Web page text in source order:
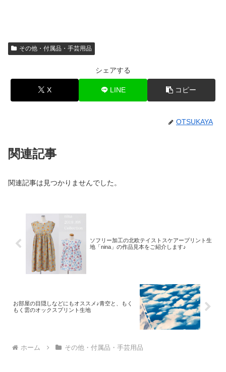
その他・付属品・手芸用品
シェアする
X LINE コピー
OTSUKAYA
関連記事
関連記事は見つかりませんでした。
ソフリー加工の北欧テイストスケアープリント生
地「nina」の作品見本をご紹介します♪
お部屋の目隠しなどにもオススメ♪青空と、もく
もく雲のオックスプリント生地
ホーム その他・付属品・手芸用品